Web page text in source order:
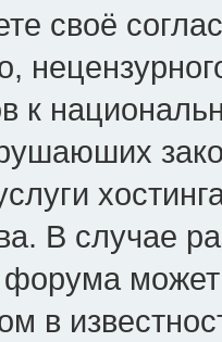
своё
к
В случае
в